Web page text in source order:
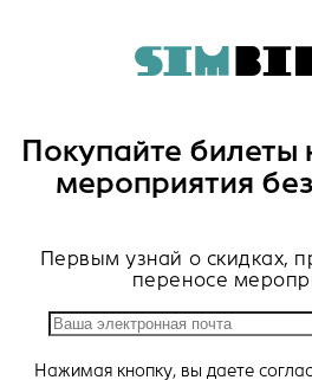
Покупайте
мероприятия
Первым узнай о скидках,
переносе
Нажимая кнопку, вы даете